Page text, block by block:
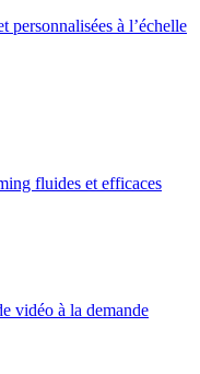
personnalisées à l’échelle
fluides et efficaces
vidéo à la demande